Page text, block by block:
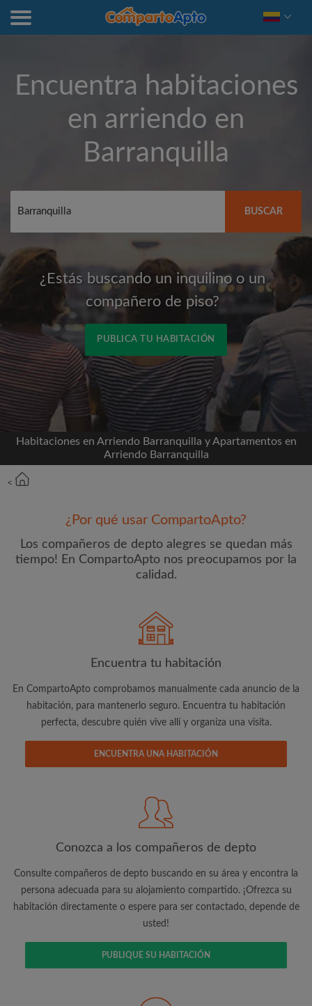
Encuentra habitaciones
en arriendo en
Barranquilla
BUSCAR
¿Estás buscando un inquilino o un
compañero de piso?
PUBLICA TU HABITACIÓN
Conéctate a través de Facebook
Nunca publicaremos en su línea de tiempo sin su
Nombre
Dirección de correo electrónico
He leído, entendido y acepto las
Política de confidencialidad
CREAR PERFIL
Quiero recibir ofertas exclusivas y actualizaciones de la
cuenta vía e-mail
Habitaciones en Arriendo Barranquilla y Apartamentos en
Arriendo Barranquilla
<
¿Por qué usar CompartoApto?
Los compañeros de depto alegres se quedan más
tiempo! En CompartoApto nos preocupamos por la
calidad.
Encuentra tu habitación
En CompartoApto comprobamos manualmente cada anuncio de la
habitación, para mantenerlo seguro. Encuentra tu habitación
perfecta, descubre quién vive allí y organiza una visita.
ENCUENTRA UNA HABITACIÓN
Conozca a los compañeros de depto
Consulte compañeros de depto buscando en su área y encontra la
persona adecuada para su alojamiento compartido. ¡Ofrezca su
habitación directamente o espere para ser contactado, depende de
usted!
PUBLIQUE SU HABITACIÓN